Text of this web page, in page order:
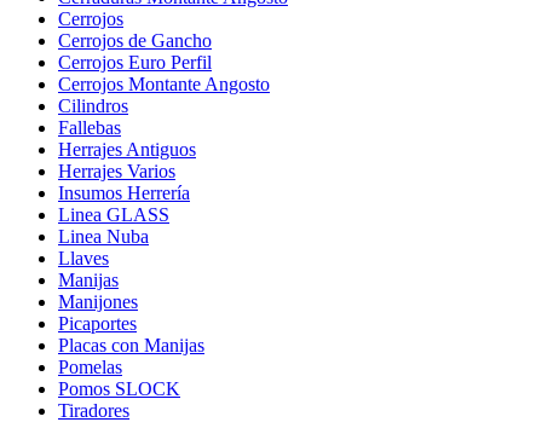
Cerrojos
Cerrojos de Gancho
Cerrojos Euro Perfil
Cerrojos Montante Angosto
Cilindros
Fallebas
Herrajes Antiguos
Herrajes Varios
Insumos Herrería
Linea GLASS
Linea Nuba
Llaves
Manijas
Manijones
Picaportes
Placas con Manijas
Pomelas
Pomos SLOCK
Tiradores